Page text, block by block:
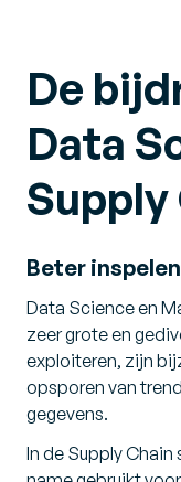
De
Data
Beter
Data Science en
zeer grote en
exploiteren, zijn
opsporen van
gegevens.
In de Supply